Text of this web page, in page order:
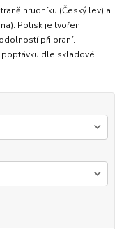
hrudníku (Český lev) a
Potisk je tvořen
při praní.
poptávku dle skladové